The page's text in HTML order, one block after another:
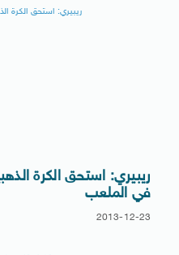
ريبيري: استحق الكرة
في الملعب
2013-12-23